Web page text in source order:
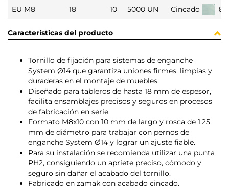
EU M8
18 10 5000 UN Cincado
Características del producto
Tornillo de fijación para sistemas de enganche
System Ø14 que garantiza uniones firmes, limpias y
duraderas en el montaje de muebles.
Diseñado para tableros de hasta 18 mm de espesor,
facilita ensamblajes precisos y seguros en procesos
de fabricación en serie.
Formato M8x10 con 10 mm de largo y rosca de 1,25
mm de diámetro para trabajar con pernos de
enganche System Ø14 y lograr un ajuste fiable.
Para su instalación se recomienda utilizar una punta
PH2, consiguiendo un apriete preciso, cómodo y
seguro sin dañar el acabado del tornillo.
Fabricado en zamak con acabado cincado.